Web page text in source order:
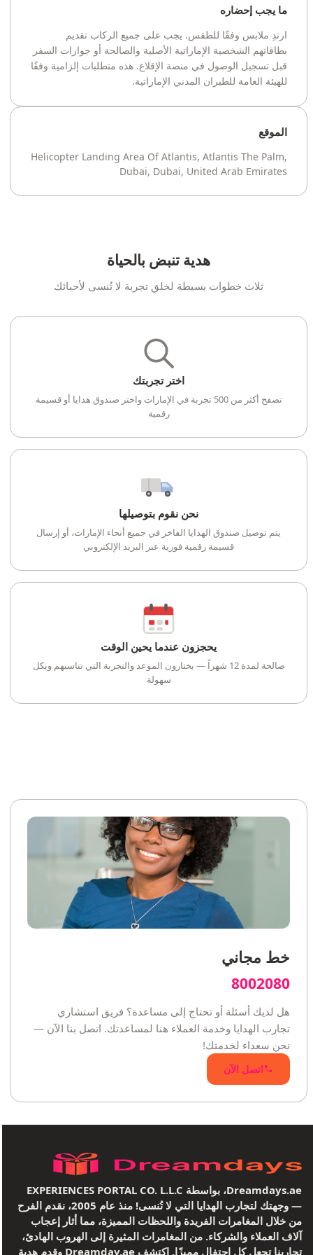
ما يجب إحضاره
ارتدِ ملابس وفقًا للطقس. يجب على جميع الركاب تقديم
بطاقاتهم الشخصية الإماراتية الأصلية والصالحة أو جوازات السفر
قبل تسجيل الوصول في منصة الإقلاع. هذه متطلبات إلزامية وفقًا
للهيئة العامة للطيران المدني الإماراتية.
الموقع
Helicopter Landing Area Of Atlantis, Atlantis The Palm,
Dubai, Dubai, United Arab Emirates
هدية تنبض بالحياة
ثلاث خطوات بسيطة لخلق تجربة لا تُنسى لأحبائك
اختر تجربتك
تصفح أكثر من 500 تجربة في الإمارات واختر صندوق هدايا أو قسيمة
رقمية
نحن نقوم بتوصيلها
يتم توصيل صندوق الهدايا الفاخر في جميع أنحاء الإمارات، أو إرسال
قسيمة رقمية فورية عبر البريد الإلكتروني
يحجزون عندما يحين الوقت
صالحة لمدة 12 شهراً — يختارون الموعد والتجربة التي تناسبهم وبكل
سهولة
خط مجاني
8002080
هل لديك أسئلة أو تحتاج إلى مساعدة؟ فريق استشاري
تجارب الهدايا وخدمة العملاء هنا لمساعدتك. اتصل بنا الآن —
نحن سعداء لخدمتك!
اتصل الآن
Dreamdays.ae، بواسطة EXPERIENCES PORTAL CO. L.L.C
— وجهتك لتجارب الهدايا التي لا تُنسى! منذ عام 2005، نقدم الفرح
من خلال المغامرات الفريدة واللحظات المميزة، مما أثار إعجاب
آلاف العملاء والشركاء. من المغامرات المثيرة إلى الهروب الهادئ،
تجاربنا تجعل كل احتفال مميزًا. اكتشف Dreamday.ae وقدم هدية